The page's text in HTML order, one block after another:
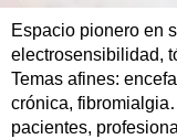
Espacio pionero en
electrosensibilidad,
Temas afines:
crónica,
pacientes,